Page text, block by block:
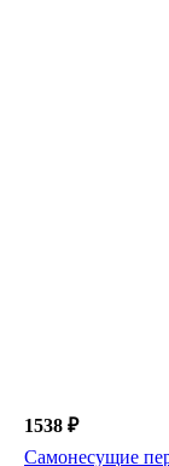
1538 ₽
Самонесущие